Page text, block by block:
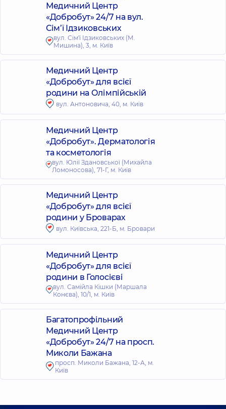
Медичний Центр
«Добробут» 24/7 на вул.
Сім’ї Ідзиковських
вул. Сім'ї Ідзиковських (М.
Мишина), 3, м. Київ
Медичний Центр
«Добробут» для всієї
родини на Олімпійській
вул. Антоновича, 40, м. Київ
Медичний Центр
«Добробут». Дерматологія
та косметологія
вул. Юлії Здановської (Михайла
Ломоносова), 71-Г, м. Київ
Медичний Центр
«Добробут» для всієї
родини у Броварах
вул. Київська, 221-Б, м. Бровари
Медичний Центр
«Добробут» для всієї
родини в Голосієві
вул. Самійла Кішки (Маршала
Конєва), 10/1, м. Київ
Багатопрофільний
Медичний Центр
«Добробут» 24/7 на просп.
Миколи Бажана
просп. Миколи Бажана, 12-А, м.
Київ